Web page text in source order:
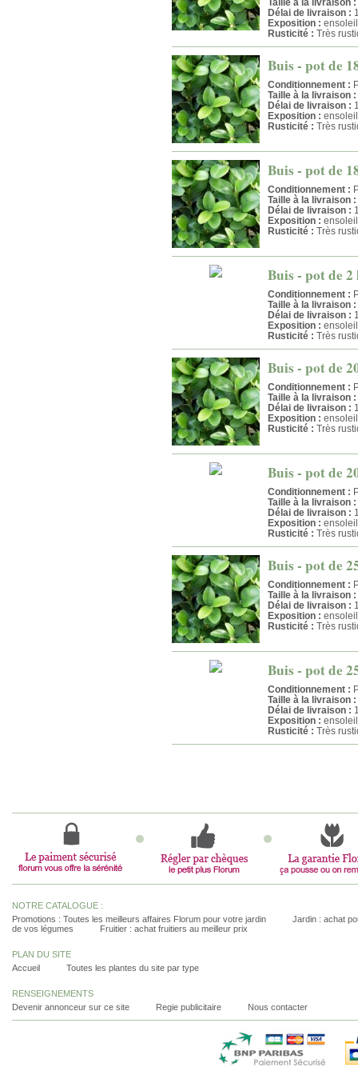
Délai de livraison :
Exposition :
Rusticité : Très
Buis - pot de
Conditionnement :
Taille à la livraison :
Délai de livraison :
Exposition :
Rusticité : Très
Buis - pot de
Conditionnement :
Taille à la livraison :
Délai de livraison :
Exposition :
Rusticité : Très
Buis - pot de
Conditionnement :
Taille à la livraison :
Délai de livraison :
Exposition :
Rusticité : Très
Buis - pot de
Conditionnement :
Taille à la livraison :
Délai de livraison :
Exposition :
Rusticité : Très
Buis - pot de
Conditionnement :
Taille à la livraison :
Délai de livraison :
Exposition :
Rusticité : Très
Buis - pot de
Conditionnement :
Taille à la livraison :
Délai de livraison :
Exposition :
Rusticité : Très
Buis - pot de
Conditionnement :
Taille à la livraison :
Délai de livraison :
Exposition :
Rusticité : Très
NOTRE CATALOGUE :
Promotions : Toutes les meilleurs affaires Florum pour votre jardin
Jardin : achat
de vos légumes
Fruitier : achat fruitiers au meilleur prix
PLAN DU SITE
Accueil
Toutes les plantes du site par type
RENSEIGNEMENTS
Devenir annonceur sur ce site
Regie publicitaire Nous contacter